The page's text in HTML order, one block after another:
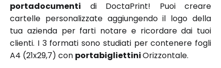
portadocumenti di DoctaPrint! Puoi creare
cartelle personalizzate aggiungendo il logo della
tua azienda per farti notare e ricordare dai tuoi
clienti. I 3 formati sono studiati per contenere fogli
A4 (21x29,7) con portabigliettiniOrizzontale.